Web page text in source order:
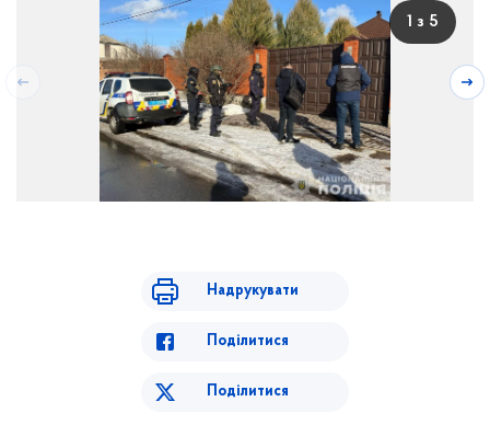
1 з 5
Надрукувати
Поділитися
Поділитися